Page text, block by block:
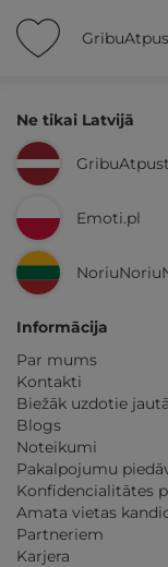
Ne tikai Latvijā
Emoti.pl
Informācija
Par mums
Kontakti
Biežāk uzdotie
Blogs
Noteikumi
Pakalpojumu
Konfidencialitātes
Amata vietas
Partneriem
Karjera